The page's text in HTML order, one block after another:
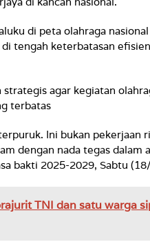
di peta olahraga
tengah keterbatasan
agar kegiatan
terbatas
Ini bukan pekerjaan
dengan nada tegas dalam
bakti 2025-2029, Sabtu
TNI dan satu warga